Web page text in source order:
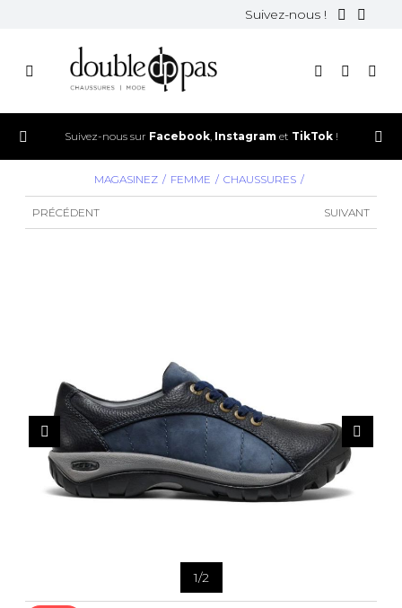
Suivez-nous !
Suivez-nous sur Facebook, Instagram et TikTok!
MAGASINEZ FEMME CHAUSSURES
PRÉCÉDENT SUIVANT
1/2